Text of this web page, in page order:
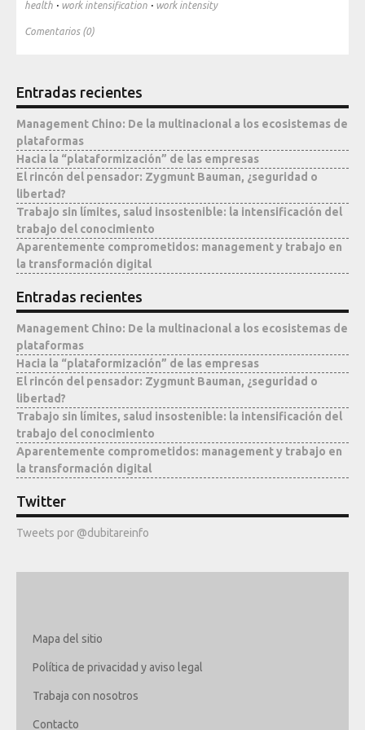
health · work intensification · work intensity
Comentarios (0)
Entradas recientes
Management Chino: De la multinacional a los ecosistemas de
plataformas
Hacia la “plataformización” de las empresas
El rincón del pensador: Zygmunt Bauman, ¿seguridad o
libertad?
Trabajo sin límites, salud insostenible: la intensificación del
trabajo del conocimiento
Aparentemente comprometidos: management y trabajo en
la transformación digital
Entradas recientes
Management Chino: De la multinacional a los ecosistemas de
plataformas
Hacia la “plataformización” de las empresas
El rincón del pensador: Zygmunt Bauman, ¿seguridad o
libertad?
Trabajo sin límites, salud insostenible: la intensificación del
trabajo del conocimiento
Aparentemente comprometidos: management y trabajo en
la transformación digital
Twitter
Tweets por @dubitareinfo
Mapa del sitio
Política de privacidad y aviso legal
Trabaja con nosotros
Contacto